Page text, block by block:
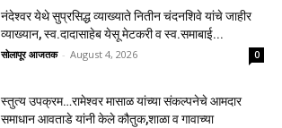
नंदेश्वर येथे सुप्रसिद्ध व्याख्याते नितीन चंदनशिवे यांचे जाहीर
व्याख्यान, स्व.दादासाहेब येसू मेटकरी व स्व.समाबाई...
सोलापूर आजतक - August 4, 2026 0
स्तुत्य उपक्रम…रामेश्वर मासाळ यांच्या संकल्पनेचे आमदार
समाधान आवताडे यांनी केले कौतुक,शाळा व गावाच्या